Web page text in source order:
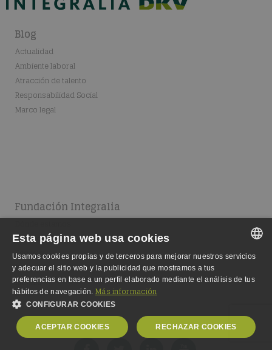
Blog
Actualidad
Ambiente laboral
Atracción de talento
Responsabilidad Social
Marco legal
Fundación Integralia
Fundación
Escuela
Equipo
Empleo
GERMAN
Esta página web usa cookies
Usamos cookies propias y de terceros para mejorar nuestros servicios
y adecuar el sitio web y la publicidad que mostramos a tus
preferencias en base a un perfil elaborado mediante el análisis de tus
hábitos de navegación. Más información
CONFIGURAR COOKIES
ACEPTAR COOKIES RECHAZAR COOKIES